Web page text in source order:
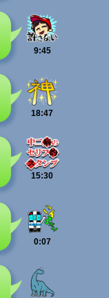
9:45
18:47
15:30
0:07